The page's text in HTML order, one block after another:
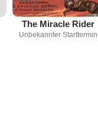
The Miracle Rider
Unbekannter Starttermin